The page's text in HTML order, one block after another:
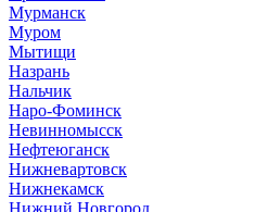
Мурманск
Муром
Мытищи
Назрань
Нальчик
Наро-Фоминск
Невинномысск
Нефтеюганск
Нижневартовск
Нижнекамск
Нижний Новгород